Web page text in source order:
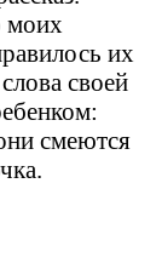
моих
их
своей
смеются